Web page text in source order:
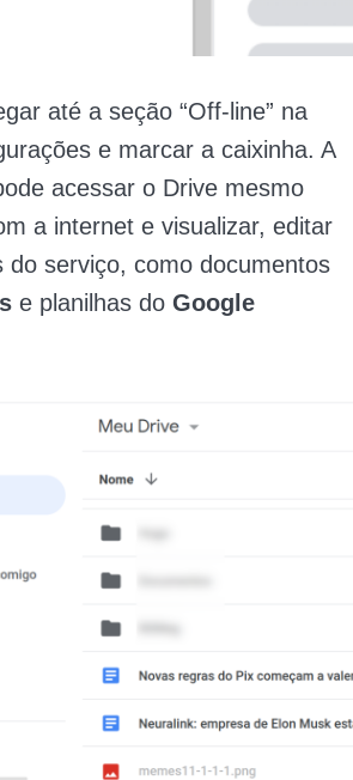
até a seção “Off-line” na
e marcar a caixinha. A
acessar o Drive mesmo
a internet e visualizar, editar
do serviço, como documentos
e planilhas do Google